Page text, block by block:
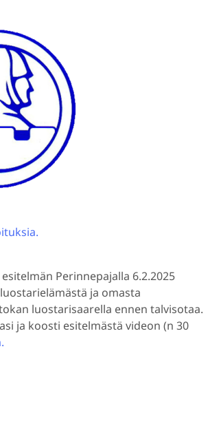
Perinnepajalla 6.2.2025
ja omasta
luostarisaarella ennen talvisotaa.
ja koosti esitelmästä videon (n 30